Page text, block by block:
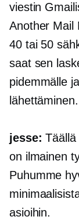
viestin
Another Mail
40 tai 50
saat sen
pidemmälle
lähettäminen.
jesse:
on ilmainen
Puhumme
asioihin.